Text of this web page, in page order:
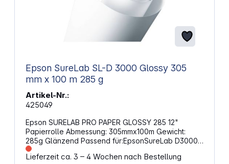
Epson SureLab SL-D 3000 Glossy 305
mm x 100 m 285 g
Artikel-Nr.:
425049
Epson SURELAB PRO PAPER GLOSSY 285 12"
Papierrolle Abmessung: 305mmx100m Gewicht:
285g Glänzend Passend für:EpsonSureLab D3000
DR OC Bundle, SureLab D3000 SR OC Bundle,
SureLab SL-D3000 DR, SureLab SL-D3000 SR
Lieferzeit ca. 3 – 4 Wochen nach Bestellung